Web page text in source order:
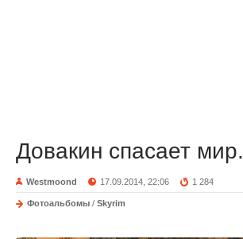
Довакин спасает мир.
Westmoond 17.09.2014, 22:06 1 284
Фотоальбомы / Skyrim